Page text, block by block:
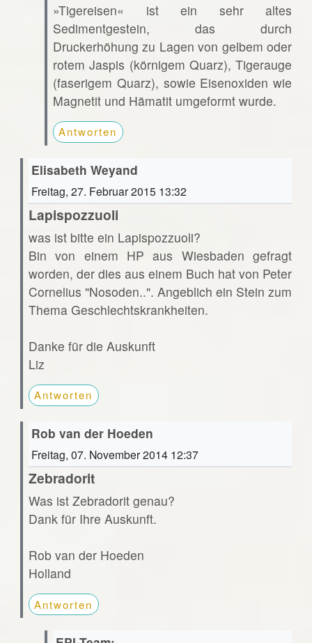
»Tigereisen« ist ein sehr altes
Sedimentgestein, das durch
Druckerhöhung zu Lagen von gelbem oder
rotem Jaspis (körnigem Quarz), Tigerauge
(faserigem Quarz), sowie Eisenoxiden wie
Magnetit und Hämatit umgeformt wurde.
Antworten
Elisabeth Weyand
Freitag, 27. Februar 2015 13:32
Lapispozzuoli
was ist bitte ein Lapispozzuoli?
Bin von einem HP aus Wiesbaden gefragt
worden, der dies aus einem Buch hat von Peter
Cornelius "Nosoden..". Angeblich ein Stein zum
Thema Geschlechtskrankheiten.
Danke für die Auskunft
Liz
Antworten
Rob van der Hoeden
Freitag, 07. November 2014 12:37
Zebradorit
Was ist Zebradorit genau?
Dank für Ihre Auskunft.
Rob van der Hoeden
Holland
Antworten